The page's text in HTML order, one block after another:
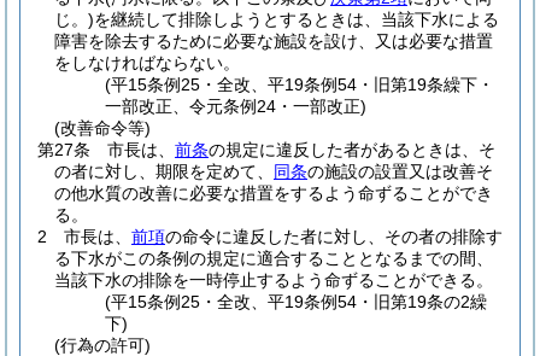
じ。)を継続して排除しようとするときは、当該下水による
障害を除去するために必要な施設を設け、又は必要な措置
をしなければならない。
(平15条例25・全改、平19条例54・旧第19条繰下・
一部改正、令元条例24・一部改正)
(改善命令等)
第27条
市長は、 前条の規定に違反した者があるときは、そ
の者に対し、期限を定めて、 同条の施設の設置又は改善そ
の他水質の改善に必要な措置をするよう命ずることができ
る。
2
市長は、 前項の命令に違反した者に対し、その者の排除す
る下水がこの条例の規定に適合することとなるまでの間、
当該下水の排除を一時停止するよう命ずることができる。
(平15条例25・全改、平19条例54・旧第19条の2繰
下)
(行為の許可)